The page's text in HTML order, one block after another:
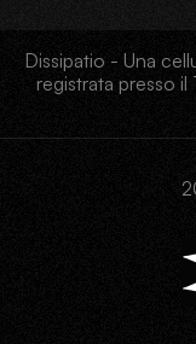
Dissipatio - Una
registrata presso